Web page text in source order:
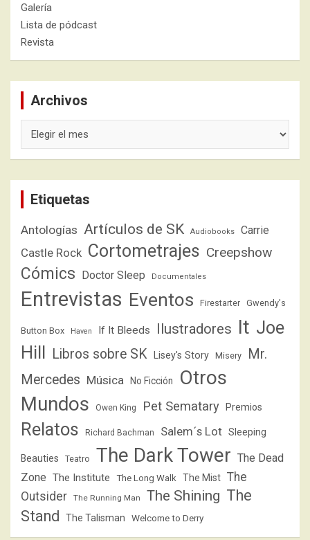
Galería
Lista de pódcast
Revista
Archivos
Etiquetas
Antologías Artículos de SK Audiobooks Carrie
Castle Rock Cortometrajes Creepshow
Cómics Doctor Sleep Documentales
Entrevistas Eventos Firestarter Gwendy's
Button Box Haven If It Bleeds Ilustradores It Joe
Hill
Libros sobre SK Lisey's Story Misery
Mr.
Mercedes Música No Ficción
Otros
Mundos
Owen King Pet Sematary Premios
Relatos Richard Bachman Salem´s Lot Sleeping
Beauties Teatro The Dark Tower The Dead
Zone The Institute The Long Walk The Mist The
Outsider
The Running Man The Shining The
Stand
The Talisman Welcome to Derry